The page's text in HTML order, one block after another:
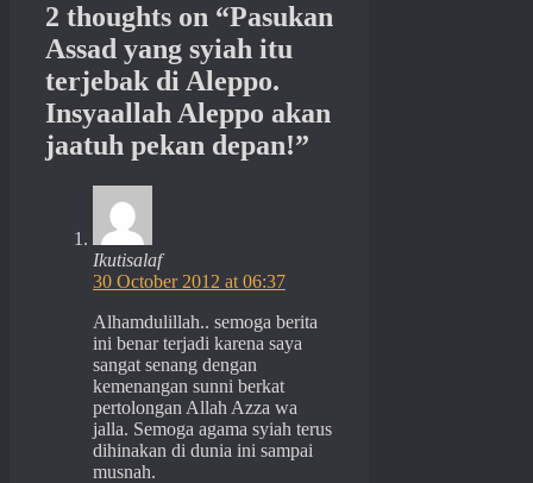
2 thoughts on “Pasukan
Assad yang syiah itu
terjebak di Aleppo.
Insyaallah Aleppo akan
jaatuh pekan depan!”
Ikutisalaf
30 October 2012 at 06:37
Alhamdulillah.. semoga berita
ini benar terjadi karena saya
sangat senang dengan
kemenangan sunni berkat
pertolongan Allah Azza wa
jalla. Semoga agama syiah terus
dihinakan di dunia ini sampai
musnah.